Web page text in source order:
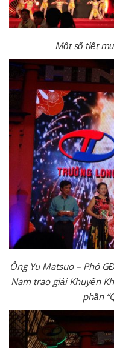
Một số tiết
Ông Yu Matsuo – Phó
Nam trao giải Khuyến
phần